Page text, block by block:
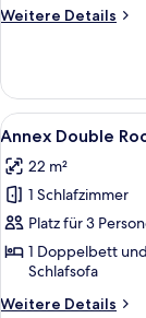
Weitere Details
Weitere
Single
Room
Alle
Fotos
für
Annex
Double
Room
anzeigen
6
Annex Double
22 m²
1 Schlafzimmer
Platz für 3
1 Doppelbett
Schlafsofa
Weitere Details
Weitere